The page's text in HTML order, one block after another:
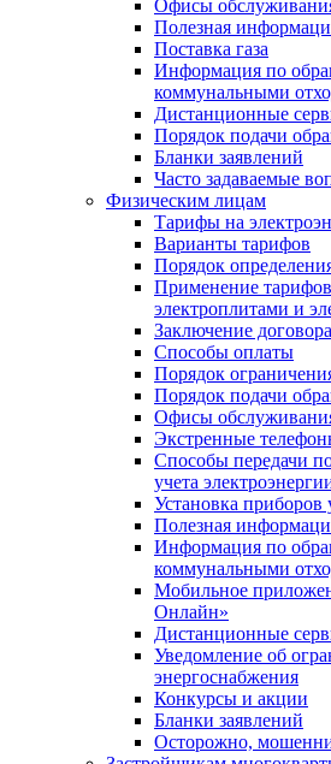
Офисы
Полезная
Поставка газа
Информация по
коммунальными
Дистанционные
Порядок подачи
Бланки заявлений
Часто задаваемые
Физическим лицам
Тарифы на
Варианты тарифов
Порядок
Применение
электроплитами и
Заключение
Способы оплаты
Порядок
Порядок подачи
Офисы
Экстренные
Способы передачи
учета
Установка приборов
Полезная
Информация по
коммунальными
Мобильное
Онлайн»
Дистанционные
Уведомление об
энергоснабжения
Конкурсы и акции
Бланки заявлений
Осторожно,